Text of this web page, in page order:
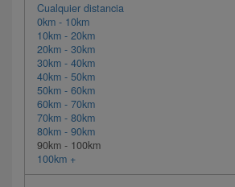
Cualquier distancia
0km - 10km
10km - 20km
20km - 30km
30km - 40km
40km - 50km
50km - 60km
60km - 70km
70km - 80km
80km - 90km
90km - 100km
100km +